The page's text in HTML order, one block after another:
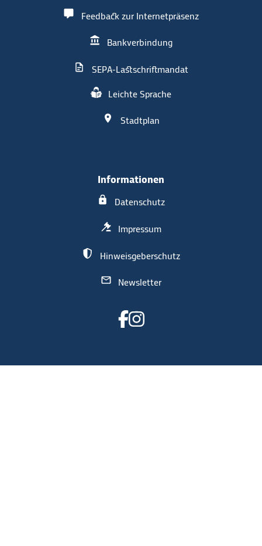
Feedback zur Internetpräsenz
Bankverbindung
SEPA-Lastschriftmandat
Leichte Sprache
Stadtplan
Informationen
Datenschutz
Impressum
Hinweisgeberschutz
Newsletter